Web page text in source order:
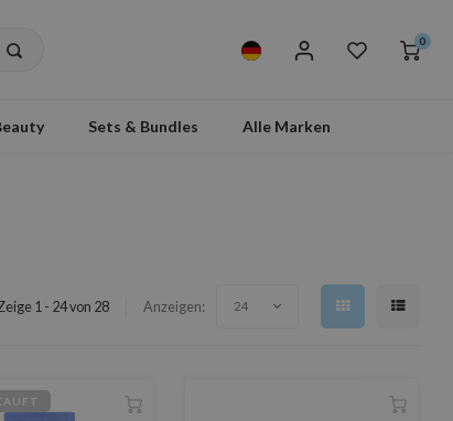
0
Sets & Bundles Alle Marken
1 - 24 von 28 Anzeigen: 24